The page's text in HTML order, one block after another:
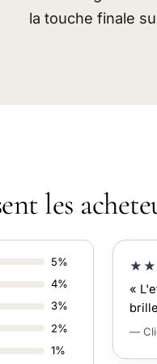
la touche finale
les
5%
4%
3%
2%
1%
«
—